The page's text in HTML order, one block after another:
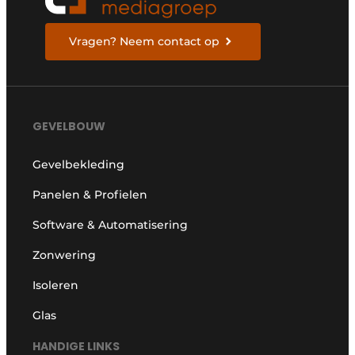
Vragen? Neem contact op
GEVELBOUW
Gevelbekleding
Panelen & Profielen
Software & Automatisering
Zonwering
Isoleren
Glas
HANDIGE LINKS